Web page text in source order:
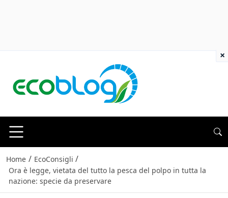
Home / EcoConsigli /
Ora è legge, vietata del tutto la pesca del polpo in tutta la
nazione: specie da preservare
×